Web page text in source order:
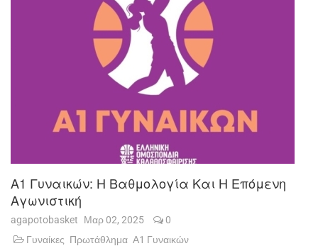
Α1 Γυναικών: Η Βαθμολογία Και Η Επόμενη
Αγωνιστική
agapotobasket Μαρ 02, 2025
0
Γυναίκες Πρωτάθλημα Α1 Γυναικών